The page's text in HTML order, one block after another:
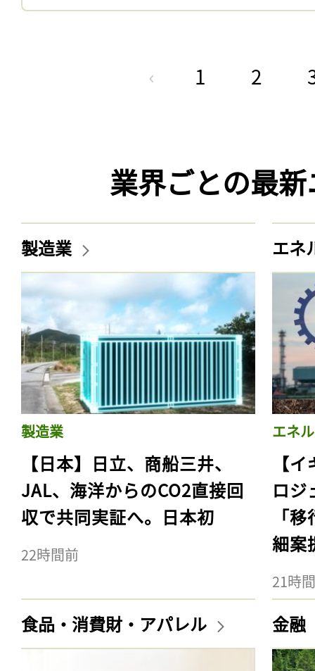
1 2
業界ごとの最
製造業
製造業
【日本】日立、商船三井、
JAL、海洋からのCO2直接回
収で共同実証へ。日本初
22時間前
エネ
エネ
【
ロジ
「
細案
21時
食品・消費財・アパレル 金融